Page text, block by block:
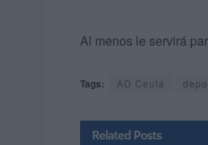
Al menos le servirá
Tags: AD Ceuta
Related Posts